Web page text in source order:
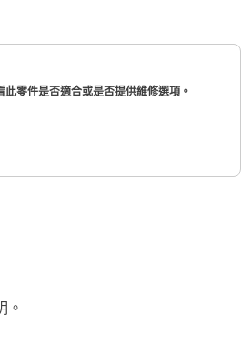
零件是否適合或是否提供維修選項。
。